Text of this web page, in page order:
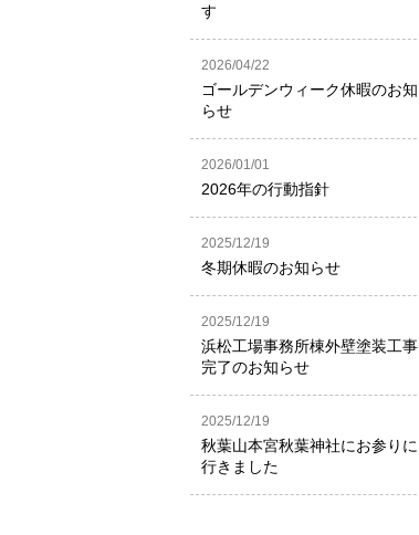
す
2026/04/22
ゴールデンウィーク休暇のお知
らせ
2026/01/01
2026年の行動指針
2025/12/19
冬期休暇のお知らせ
2025/12/19
浜松工場事務所棟外壁塗装工事
完了のお知らせ
2025/12/19
秋葉山本宮秋葉神社にお参りに
行きました